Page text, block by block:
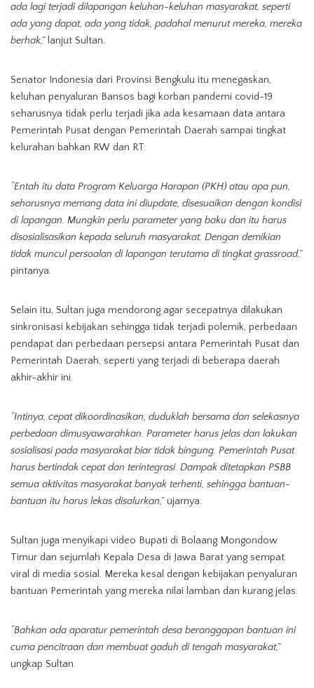
ada lagi terjadi dilapangan keluhan-keluhan masyarakat, seperti
ada yang dapat, ada yang tidak, padahal menurut mereka, mereka
berhak,”lanjut Sultan.
Senator Indonesia dari Provinsi Bengkulu itu menegaskan,
keluhan penyaluran Bansos bagi korban pandemi covid-19
seharusnya tidak perlu terjadi jika ada kesamaan data antara
Pemerintah Pusat dengan Pemerintah Daerah sampai tingkat
kelurahan bahkan RW dan RT.
“Entah itu data Program Keluarga Harapan (PKH) atau apa pun,
seharusnya memang data ini diupdate, disesuaikan dengan kondisi
di lapangan. Mungkin perlu parameter yang baku dan itu harus
disosialisasikan kepada seluruh masyarakat. Dengan demikian
tidak muncul persoalan di lapangan terutama di tingkat grassroad,”
pintanya.
Selain itu, Sultan juga mendorong agar secepatnya dilakukan
sinkronisasi kebijakan sehingga tidak terjadi polemik, perbedaan
pendapat dan perbedaan persepsi antara Pemerintah Pusat dan
Pemerintah Daerah, seperti yang terjadi di beberapa daerah
akhir-akhir ini.
“Intinya, cepat dikoordinasikan, duduklah bersama dan selekasnya
perbedaan dimusyawarahkan. Parameter harus jelas dan lakukan
sosialisasi pada masyarakat biar tidak bingung. Pemerintah Pusat
harus bertindak cepat dan terintegrasi. Dampak ditetapkan PSBB
semua aktivitas masyarakat banyak terhenti, sehingga bantuan-
bantuan itu harus lekas disalurkan,”ujarnya.
Sultan juga menyikapi video Bupati di Bolaang Mongondow
Timur dan sejumlah Kepala Desa di Jawa Barat yang sempat
viral di media sosial. Mereka kesal dengan kebijakan penyaluran
bantuan Pemerintah yang mereka nilai lamban dan kurang jelas.
“Bahkan ada aparatur pemerintah desa beranggapan bantuan ini
cuma pencitraan dan membuat gaduh di tengah masyarakat,”
ungkap Sultan.